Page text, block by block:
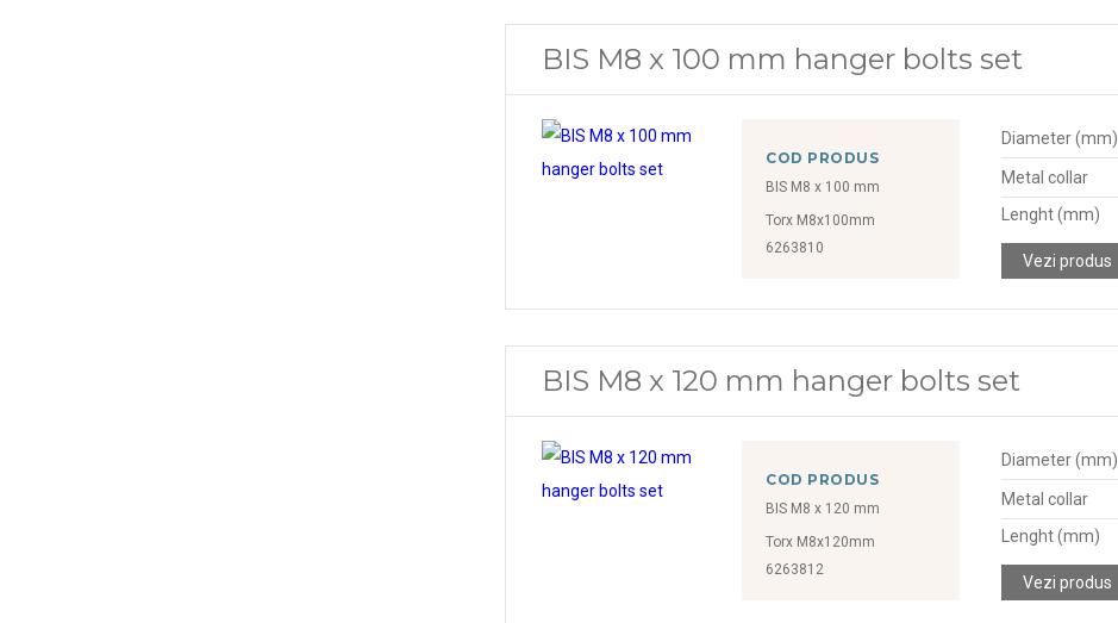
BIS M8 x 100 mm hanger bolts set
COD PRODUS
BIS M8 x 100 mm
Torx M8x100mm
6263810
Diameter (mm)
Metal collar
Lenght (mm)
Vezi produs
BIS M8 x 120 mm hanger bolts set
COD PRODUS
BIS M8 x 120 mm
Torx M8x120mm
6263812
Diameter (mm)
Metal collar
Lenght (mm)
Vezi produs